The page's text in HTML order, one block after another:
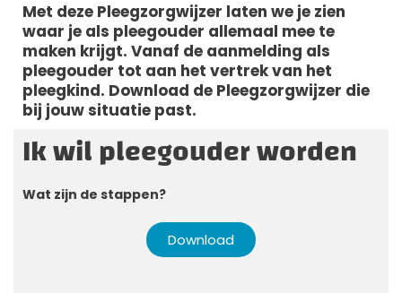
Met deze Pleegzorgwijzer laten we je zien
waar je als pleegouder allemaal mee te
maken krijgt. Vanaf de aanmelding als
pleegouder tot aan het vertrek van het
pleegkind. Download de Pleegzorgwijzer die
bij jouw situatie past.
Ik wil pleegouder worden
Wat zijn de stappen?
Download